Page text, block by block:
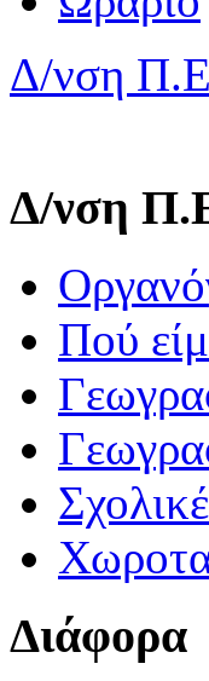
Δ/νση
Δ/νση
Πού
Διάφορα